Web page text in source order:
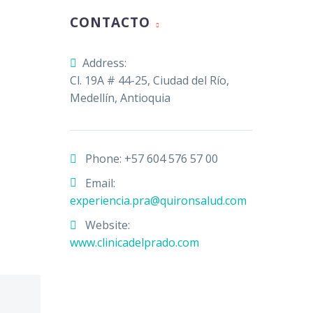
CONTACTO
Address:
Cl. 19A # 44-25, Ciudad del Río,
Medellín, Antioquia
Phone: +57 604 576 57 00
Email:
experiencia.pra@quironsalud.com
Website:
www.clinicadelprado.com